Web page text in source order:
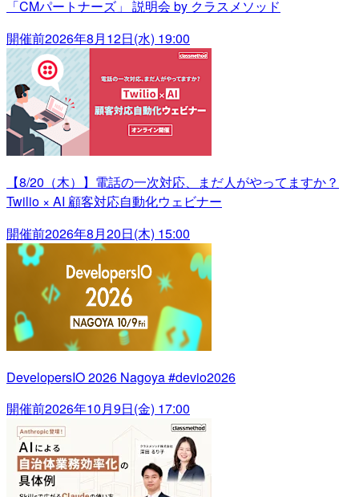
「CMパートナーズ」 説明会 by クラスメソッド
開催前2026年8月12日(水) 19:00
【8/20（木）】電話の一次対応、まだ人がやってますか？
Twilio × AI 顧客対応自動化ウェビナー
開催前2026年8月20日(木) 15:00
DevelopersIO 2026 Nagoya #devio2026
開催前2026年10月9日(金) 17:00